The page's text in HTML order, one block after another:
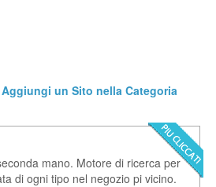
Aggiungi un Sito nella Categoria
mano. Motore di ricerca per
di ogni tipo nel negozio pi vicino.